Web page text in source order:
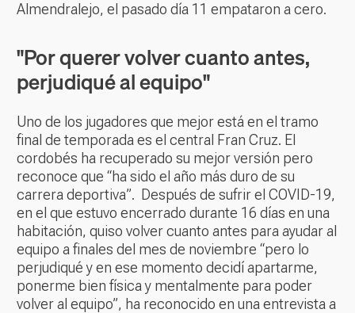
Almendralejo, el pasado día 11 empataron a cero.
"Por querer volver cuanto antes,
perjudiqué al equipo"
Uno de los jugadores que mejor está en el tramo
final de temporada es el central Fran Cruz. El
cordobés ha recuperado su mejor versión pero
reconoce que “ha sido el año más duro de su
carrera deportiva”. Después de sufrir el COVID-19,
en el que estuvo encerrado durante 16 días en una
habitación, quiso volver cuanto antes para ayudar al
equipo a finales del mes de noviembre “pero lo
perjudiqué y en ese momento decidí apartarme,
ponerme bien física y mentalmente para poder
volver al equipo”, ha reconocido en una entrevista a